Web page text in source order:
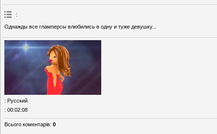
:
Однажды все гламперсы влюбились в одну и туже девушку...
: Русский
: 00:02:08
Всього коментарів: 0